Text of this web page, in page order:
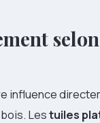
influence
Lestuiles